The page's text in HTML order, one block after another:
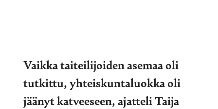
Vaikka taiteilijoiden asemaa oli
tutkittu, yhteiskuntaluokka oli
jäänyt katveeseen, ajatteli Taija